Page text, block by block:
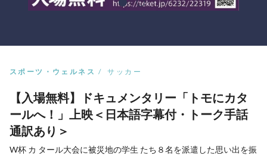
スポーツ・ウェルネス サッカー
【入場無料】ドキュメンタリー「トモにカタ
ールへ！」上映＜日本語字幕付・トーク手話
通訳あり＞
W杯 カ タール大会に被災地の学生 たち８名を派遣した思い出を振